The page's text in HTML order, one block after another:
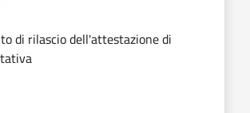
di rilascio dell'attestazione di